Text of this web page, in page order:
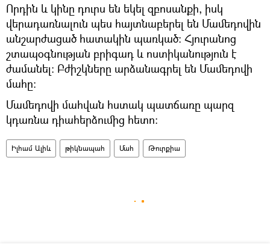
Որդին և կինը դուրս են եկել զբոսանքի, իսկ
վերադառնալուն պես հայտնաբերել են Մամեդովին
անշարժացած հատակին պառկած։ Հյուրանոց
շտապօգնության բրիգադ և ոստիկանություն է
ժամանել։ Բժիշկները արձանագրել են Մամեդովի
մահը։
Մամեդովի մահվան հստակ պատճառը պարզ
կդառնա դիահերձումից հետո։
Իլհամ Ալիև թիկնապահ Մահ Թուրքիա